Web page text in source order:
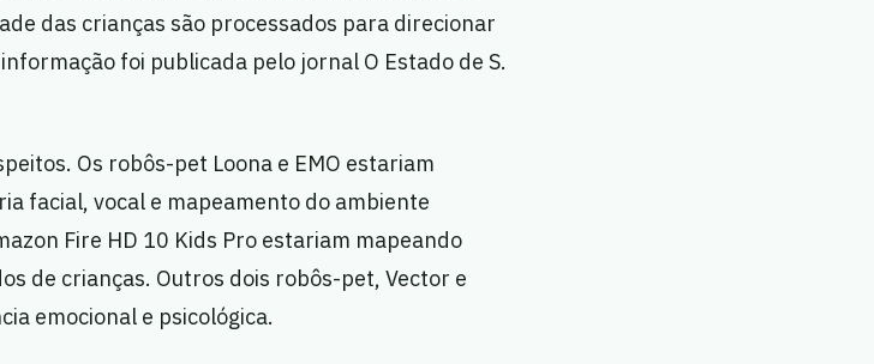
das crianças são processados para direcionar
foi publicada pelo jornal O Estado de S.
Os robôs-pet Loona e EMO estariam
facial, vocal e mapeamento do ambiente
Fire HD 10 Kids Pro estariam mapeando
de crianças. Outros dois robôs-pet, Vector e
emocional e psicológica.